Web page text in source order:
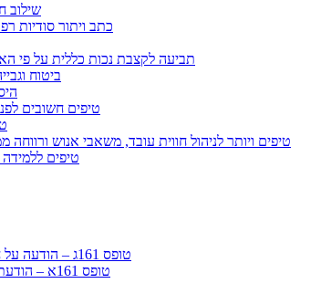
שילוב
כתב ויתור סודיות
תביעה לקצבת נכות כללית על פי
ביטוח
7 טיפים חשובים
50 טיפים ויותר לניהול חווית עובד, משאבי אנוש
21 טיפים
טופס 161ג – הודעה על חזרה מרצף פיצויים / קיצבה
טופס 161א – הודעת עובד עקב פרישה מעבודה